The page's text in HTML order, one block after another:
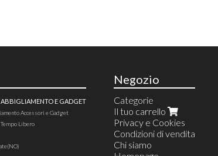
E GADGET
Accessori e Gadget
Libero
Negozio
Categorie
Il tuo carrello
Privacy e Cookies
Condizioni di vendita
Chi siamo